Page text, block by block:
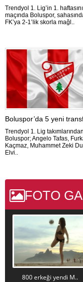
Trendyol 1. Lig’in 1.
maçında Boluspor,
FK’ya 2-1’lik skorla mağl..
Boluspor’da 5 yeni
Trendyol 1. Lig takımlarından
Boluspor; Angelo Tafas,
Kaçmaz, Muhammet Zeki
Elvi..
FOTO
800 erkeği yendi M..